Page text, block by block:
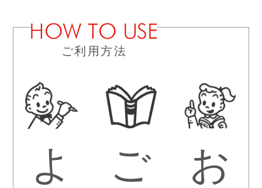
ご利用方法
よ
ご
お